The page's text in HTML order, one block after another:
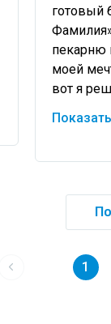
готовый
пекарню
моей
вот я
1